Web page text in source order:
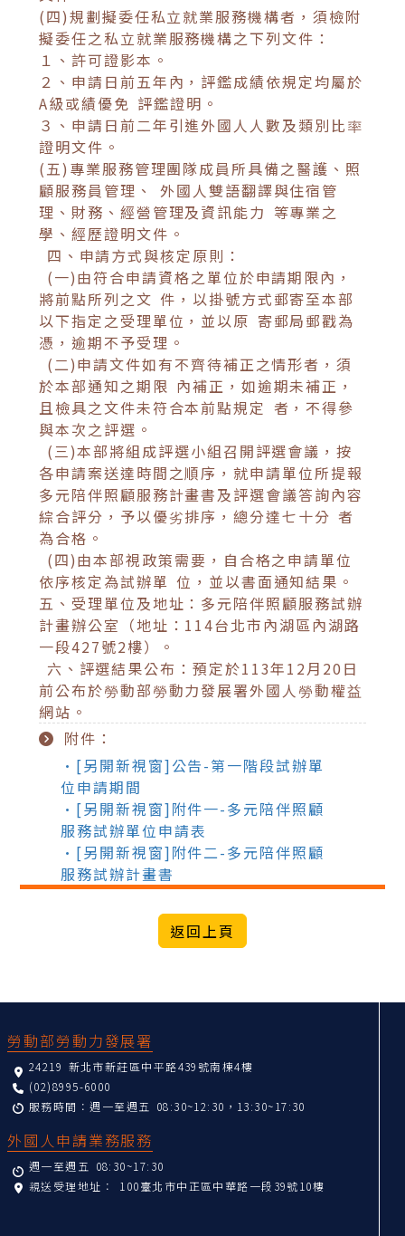
(四)規劃擬委任私立就業服務機構者，須檢附
擬委任之私立就業服務機構之下列文件：
１、許可證影本。
２、申請日前五年內，評鑑成績依規定均屬於
A級或績優免 評鑑證明。
３、申請日前二年引進外國人人數及類別比率
證明文件。
(五)專業服務管理團隊成員所具備之醫護、照
顧服務員管理、 外國人雙語翻譯與住宿管
理、財務、經營管理及資訊能力 等專業之
學、經歷證明文件。
四、申請方式與核定原則：
(一)由符合申請資格之單位於申請期限內，
將前點所列之文 件，以掛號方式郵寄至本部
以下指定之受理單位，並以原 寄郵局郵戳為
憑，逾期不予受理。
(二)申請文件如有不齊待補正之情形者，須
於本部通知之期限 內補正，如逾期未補正，
且檢具之文件未符合本前點規定 者，不得參
與本次之評選。
(三)本部將組成評選小組召開評選會議，按
各申請案送達時間之順序，就申請單位所提報
多元陪伴照顧服務計畫書及評選會議答詢內容
綜合評分，予以優劣排序，總分達七十分 者
為合格。
(四)由本部視政策需要，自合格之申請單位
依序核定為試辦單 位，並以書面通知結果。
五、受理單位及地址：多元陪伴照顧服務試辦
計畫辦公室（地址：114台北市內湖區內湖路
一段427號2樓）。
六、評選結果公布：預定於113年12月20日
前公布於勞動部勞動力發展署外國人勞動權益
網站。
附件：
•[另開新視窗]公告-第一階段試辦單
位申請期間
•[另開新視窗]附件一-多元陪伴照顧
服務試辦單位申請表
•[另開新視窗]附件二-多元陪伴照顧
服務試辦計畫書
勞動部勞動力發展署
24219 新北市新莊區中平路439號南棟4樓
(02)8995-6000
服務時間：週一至週五 08:30~12:30，13:30~17:30
外國人申請業務服務
週一至週五 08:30~17:30
親送受理地址： 100臺北市中正區中華路一段39號10樓